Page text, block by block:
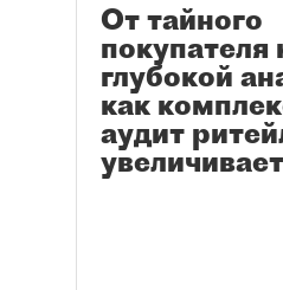
От тайного
покупателя
глубокой
как
аудит